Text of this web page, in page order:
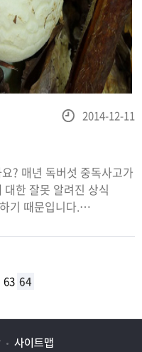
한 잘못 알려진 상식
기 때문입니다.
등
2014-12-11
63 64
사이트맵